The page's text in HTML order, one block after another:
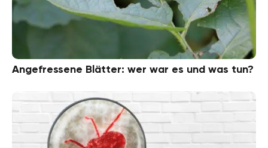
Angefressene Blätter: wer war es und was tun?